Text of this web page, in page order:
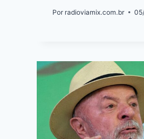
Por radioviamix.com.br